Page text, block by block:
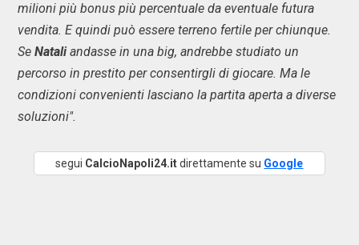
milioni più bonus più percentuale da eventuale futura
vendita. E quindi può essere terreno fertile per chiunque.
Se Nataliandasse in una big, andrebbe studiato un
percorso in prestito per consentirgli di giocare. Ma le
condizioni convenienti lasciano la partita aperta a diverse
soluzioni".
segui CalcioNapoli24.itdirettamente su Google